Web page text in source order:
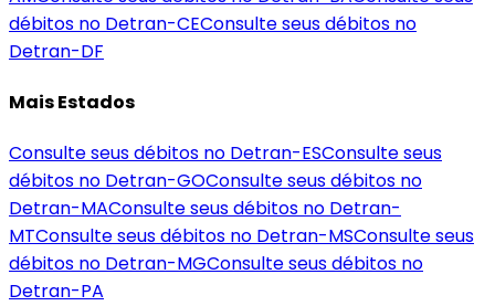
débitos no Detran-CEConsulte seus débitos no
Detran-DF
Mais Estados
Consulte seus débitos no Detran-ESConsulte seus
débitos no Detran-GOConsulte seus débitos no
Detran-MAConsulte seus débitos no Detran-
MTConsulte seus débitos no Detran-MSConsulte seus
débitos no Detran-MGConsulte seus débitos no
Detran-PA